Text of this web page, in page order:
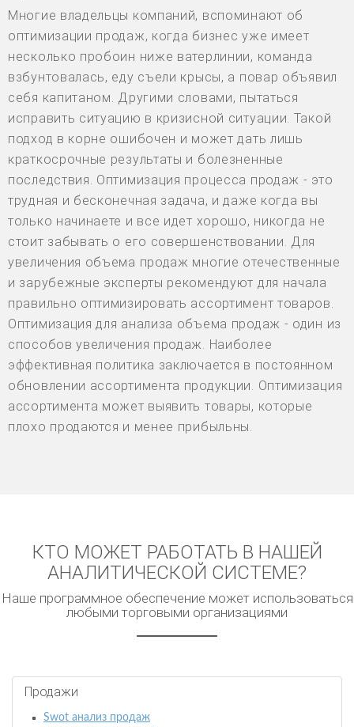
Многие владельцы компаний, вспоминают об
оптимизации продаж, когда бизнес уже имеет
несколько пробоин ниже ватерлинии, команда
взбунтовалась, еду съели крысы, а повар объявил
себя капитаном. Другими словами, пытаться
исправить ситуацию в кризисной ситуации. Такой
подход в корне ошибочен и может дать лишь
краткосрочные результаты и болезненные
последствия. Оптимизация процесса продаж - это
трудная и бесконечная задача, и даже когда вы
только начинаете и все идет хорошо, никогда не
стоит забывать о его совершенствовании. Для
увеличения объема продаж многие отечественные
и зарубежные эксперты рекомендуют для начала
правильно оптимизировать ассортимент товаров.
Оптимизация для анализа объема продаж - один из
способов увеличения продаж. Наиболее
эффективная политика заключается в постоянном
обновлении ассортимента продукции. Оптимизация
ассортимента может выявить товары, которые
плохо продаются и менее прибыльны.
КТО МОЖЕТ РАБОТАТЬ В НАШЕЙ
АНАЛИТИЧЕСКОЙ СИСТЕМЕ?
Наше программное обеспечение может использоваться
любыми торговыми организациями
Продажи
Swot анализ продаж